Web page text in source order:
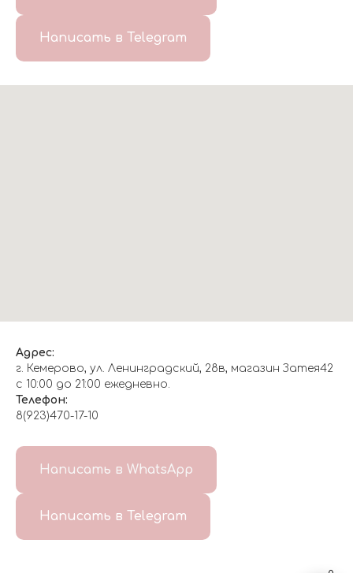
Написать в Telegram
Адрес:
г. Кемерово, ул. Ленинградский, 28в, магазин Затея42
с 10:00 до 21:00 ежедневно.
Телефон:
8(923)470-17-10
Написать в WhatsApp
Написать в Telegram
ДОСТАВКА/